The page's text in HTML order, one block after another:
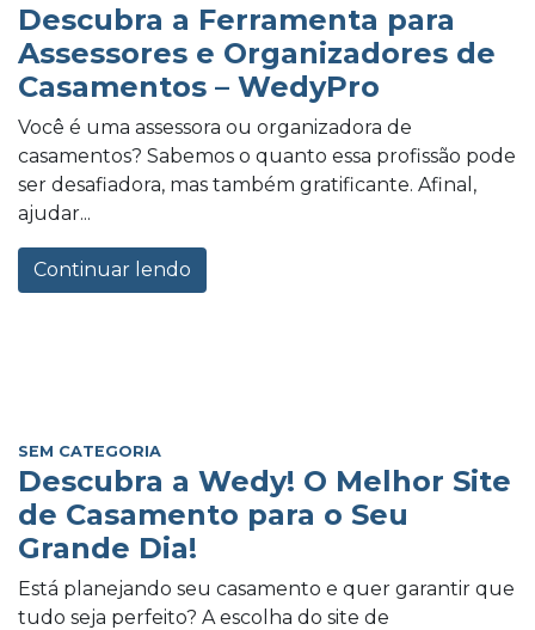
Descubra a Ferramenta para
Assessores e Organizadores de
Casamentos – WedyPro
Você é uma assessora ou organizadora de
casamentos? Sabemos o quanto essa profissão pode
ser desafiadora, mas também gratificante. Afinal,
ajudar...
Continuar lendo
SEM CATEGORIA
Descubra a Wedy! O Melhor Site
de Casamento para o Seu
Grande Dia!
Está planejando seu casamento e quer garantir que
tudo seja perfeito? A escolha do site de